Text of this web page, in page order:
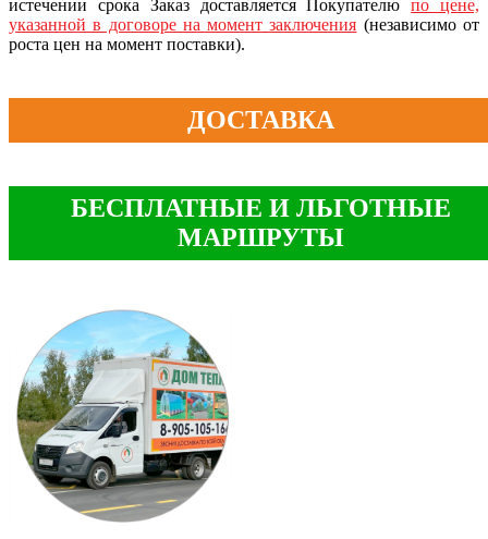
истечении срока Заказ доставляется Покупателюпо цене,
указанной в договоре на момент заключения (независимо от
роста цен на момент поставки).
ДОСТАВКА
БЕСПЛАТНЫЕ И ЛЬГОТНЫЕ
МАРШРУТЫ